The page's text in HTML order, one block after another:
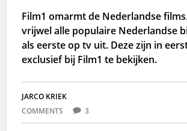
Film1 omarmt de Nederlandse
vrijwel alle populaire Nederlandse
als eerste op tv uit. Deze zijn in
exclusief bij Film1 te bekijken.
JARCO KRIEK
COMMENTS
3